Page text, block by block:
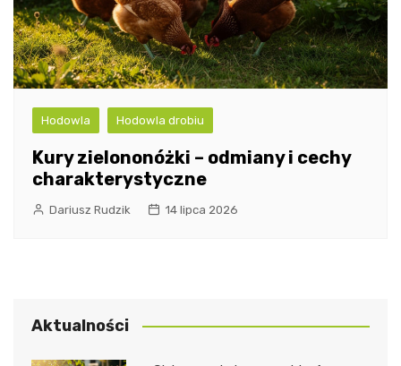
Hodowla Hodowla drobiu
Kury zielononóżki – odmiany i cechy
charakterystyczne
Dariusz Rudzik 14 lipca 2026
Aktualności